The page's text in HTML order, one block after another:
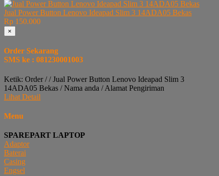
Jual Power Button Lenovo Ideapad Slim 3 14ADA05 Bekas
Rp 150.000
×
Order Sekarang
SMS ke : 081230001003
Ketik: Order / / Jual Power Button Lenovo Ideapad Slim 3
14ADA05 Bekas / Nama anda / Alamat Pengiriman
Lihat Detail
Menu
SPAREPART LAPTOP
Adaptor
Baterai
Casing
Engsel